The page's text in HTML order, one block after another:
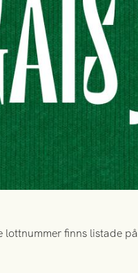
lottnummer finns listade på